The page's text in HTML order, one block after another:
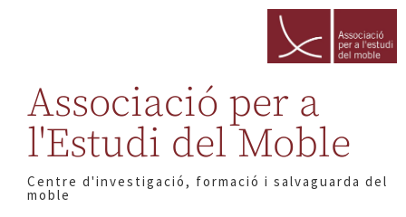
Associació per a
l'Estudi del Moble
Centre d'investigació, formació i salvaguarda del
moble